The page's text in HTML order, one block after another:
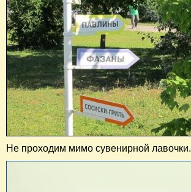
Не проходим мимо сувенирной лавочки.